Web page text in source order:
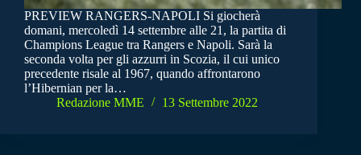
PREVIEW RANGERS-NAPOLI Si giocherà
domani, mercoledì 14 settembre alle 21, la partita di
Champions League tra Rangers e Napoli. Sarà la
seconda volta per gli azzurri in Scozia, il cui unico
precedente risale al 1967, quando affrontarono
l’Hibernian per la…
Redazione MME
13 Settembre 2022